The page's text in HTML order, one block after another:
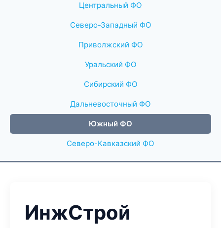
Центральный ФО
Северо-Западный ФО
Приволжский ФО
Уральский ФО
Сибирский ФО
Дальневосточный ФО
Южный ФО
Северо-Кавказский ФО
ИнжСтрой